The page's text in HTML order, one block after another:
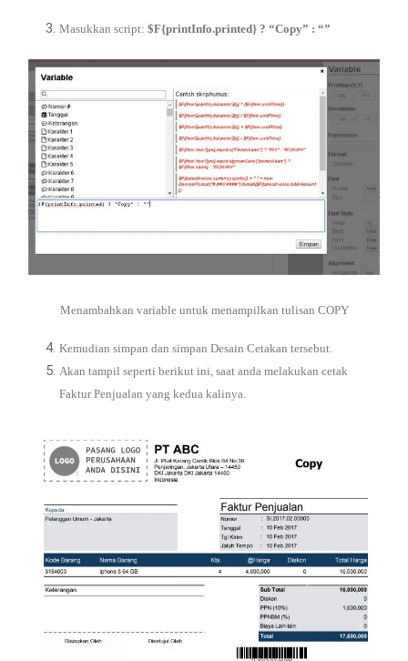
Masukkan script: $F{printInfo.printed} ? “Copy” : “”
Menambahkan variable untuk menampilkan tulisan COPY
Kemudian simpan dan simpan Desain Cetakan tersebut.
Akan tampil seperti berikut ini, saat anda melakukan cetak
Faktur Penjualan yang kedua kalinya.